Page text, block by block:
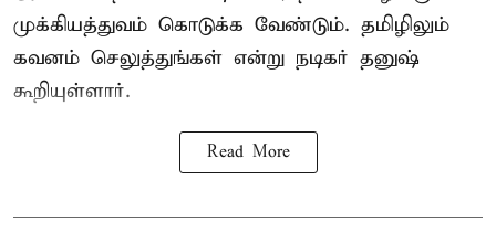
முக்கியத்துவம் கொடுக்க வேண்டும். தமிழிலும்
கவனம் செலுத்துங்கள் என்று நடிகர் தனுஷ்
கூறியுள்ளார்.
Read More